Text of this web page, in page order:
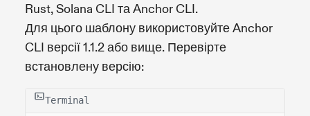
Rust, Solana CLI та Anchor CLI.
Для цього шаблону використовуйте Anchor
CLI версії 1.1.2 або вище. Перевірте
встановлену версію:
Terminal